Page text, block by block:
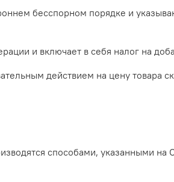
бесспорном порядке и
и включает в себя налог на
действием на цену товара
способами, указанными на